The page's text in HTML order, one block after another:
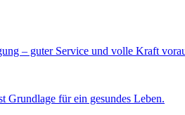
– guter Service und volle Kraft
Grundlage für ein gesundes Leben.